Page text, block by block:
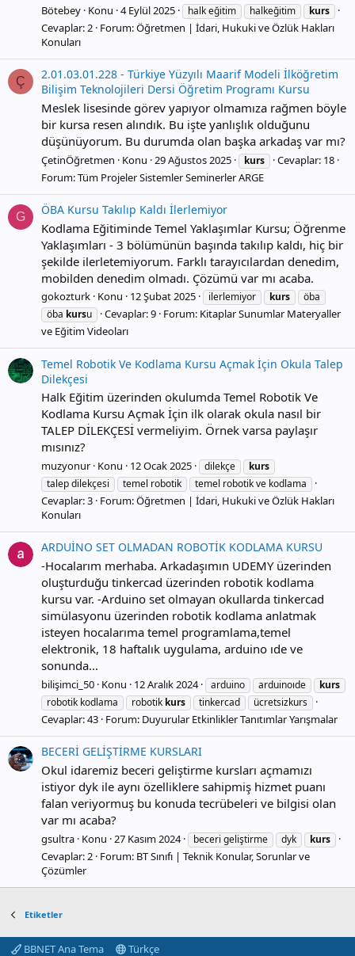
Bötebey Konu 4 Eylül 2025 halk eğitim halkeğitim kurs
Cevaplar: 2 Forum:Öğretmen | İdari, Hukuki ve Özlük Hakları
Konuları
Ç
2.01.03.01.228 - Türkiye Yüzyılı Maarif Modeli İlköğretim
Bilişim Teknolojileri Dersi Öğretim Programı Kursu
Meslek lisesinde görev yapıyor olmamıza rağmen böyle
bir kursa resen alındık. Bu işte yanlışlık olduğunu
düşünüyorum. Bu durumda olan başka arkadaş var mı?
ÇetinÖğretmen Konu 29 Ağustos 2025 kurs
Cevaplar: 18
Forum:Tüm Projeler Sistemler Seminerler ARGE
G ÖBA Kursu Takılıp Kaldı İlerlemiyor
Kodlama Eğitiminde Temel Yaklaşımlar Kursu; Öğrenme
Yaklaşımları - 3 bölümünün başında takılıp kaldı, hiç bir
şekilde ilerletemiyorum. Farklı tarayıcılardan denedim,
mobilden denedim olmadı. Çözümü var mı acaba.
gokozturk Konu 12 Şubat 2025 ilerlemiyor kurs
öba
öba kursu Cevaplar: 9 Forum: Kitaplar Sunumlar Materyaller
ve Eğitim Videoları
Temel Robotik Ve Kodlama Kursu Açmak İçin Okula Talep
Dilekçesi
Halk Eğitim üzerinden okulumda Temel Robotik Ve
Kodlama Kursu Açmak İçin ilk olarak okula nasıl bir
TALEP DİLEKÇESİ vermeliyim. Örnek varsa paylaşır
mısınız?
muzyonur Konu 12 Ocak 2025 dilekçe
kurs
talep dilekçesi
temel robotik temel robotik ve kodlama
Cevaplar: 3 Forum:Öğretmen | İdari, Hukuki ve Özlük Hakları
Konuları
ARDUİNO SET OLMADAN ROBOTİK KODLAMA KURSU
-Hocalarım merhaba. Arkadaşımın UDEMY üzerinden
oluşturduğu tinkercad üzerinden robotik kodlama
kursu var. -Arduino set olmayan okullarda tinkercad
simülasyonu üzerinden robotik kodlama anlatmak
isteyen hocalarıma temel programlama,temel
elektronik, 18 haftalık uygulama, arduino ıde ve
sonunda...
bilişimci_50 Konu 12 Aralık 2024 arduino arduinoıde
kurs
robotik kodlama
robotik kurs tinkercad ücretsizkurs
Cevaplar: 43 Forum: Duyurular Etkinlikler Tanıtımlar Yarışmalar
BECERİ GELİŞTİRME KURSLARI
Okul idaremiz beceri geliştirme kursları açmamızı
istiyor dyk ile aynı özelliklere sahipmiş hizmet puanı
falan veriyormuş bu konuda tecrübeleri ve bilgisi olan
var mı acaba?
gsultra Konu 27 Kasım 2024 beceri geliştirme dyk kurs
Cevaplar: 2 Forum: BT Sınıfı | Teknik Konular, Sorunlar ve
Çözümler
Etiketler
BBNET Ana Tema Türkçe